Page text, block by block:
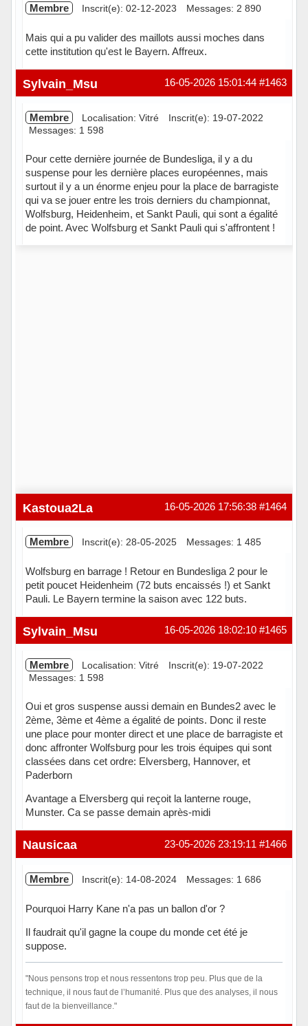
Membre Inscrit(e): 02-12-2023 Messages: 2 890
Mais qui a pu valider des maillots aussi moches dans
cette institution qu'est le Bayern. Affreux.
Hors ligne #1463
16-05-2026 15:01:44
Sylvain_Msu
Membre Localisation: Vitré
Inscrit(e): 19-07-2022
Messages: 1 598
Pour cette dernière journée de Bundesliga, il y a du
suspense pour les dernière places européennes, mais
surtout il y a un énorme enjeu pour la place de barragiste
qui va se jouer entre les trois derniers du championnat,
Wolfsburg, Heidenheim, et Sankt Pauli, qui sont a égalité
de point. Avec Wolfsburg et Sankt Pauli qui s'affrontent !
#1464
16-05-2026 17:56:38
Kastoua2La
Membre Inscrit(e): 28-05-2025 Messages: 1 485
Wolfsburg en barrage ! Retour en Bundesliga 2 pour le
petit poucet Heidenheim (72 buts encaissés !) et Sankt
Pauli. Le Bayern termine la saison avec 122 buts.
Hors ligne #1465
16-05-2026 18:02:10
Sylvain_Msu
Membre Localisation: Vitré
Inscrit(e): 19-07-2022
Messages: 1 598
Oui et gros suspense aussi demain en Bundes2 avec le
2ème, 3ème et 4ème a égalité de points. Donc il reste
une place pour monter direct et une place de barragiste et
donc affronter Wolfsburg pour les trois équipes qui sont
classées dans cet ordre: Elversberg, Hannover, et
Paderborn
Avantage a Elversberg qui reçoit la lanterne rouge,
Munster. Ca se passe demain après-midi
Hors ligne #1466
23-05-2026 23:19:11
Nausicaa
Membre Inscrit(e): 14-08-2024 Messages: 1 686
Pourquoi Harry Kane n'a pas un ballon d'or ?
Il faudrait qu'il gagne la coupe du monde cet été je
suppose.
"Nous pensons trop et nous ressentons trop peu. Plus que de la
technique, il nous faut de l’humanité. Plus que des analyses, il nous
faut de la bienveillance."